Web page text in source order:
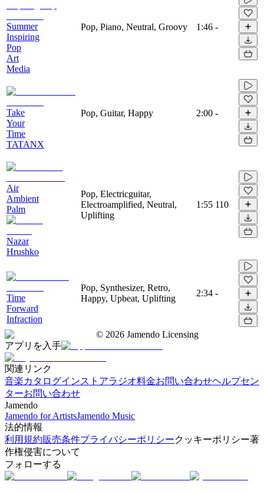
Summer
Inspiring
Pop
Art
Media
Pop, Piano, Neutral, Groovy 1:46 -
Take
Your
Time
TATANX
Pop, Guitar, Happy 2:00 -
Air
Ambient
Palm
Nazar
Hrushko
Pop, Electricguitar,
Electroamplified, Neutral,
Uplifting
1:55 110
Time
Forward
Infraction
Pop, Synthesizer, Retro,
Happy, Upbeat, Uplifting
2:34 -
© 2026 Jamendo Licensing
アプリを入手
関連リンク
音楽カタログインストアラジオ料金お問い合わせヘルプセン
ターお問い合わせ
Jamendo
Jamendo for ArtistsJamendo Music
法的情報
利用規約販売条件プライバシーポリシークッキーポリシー著
作権侵害について
フォローする